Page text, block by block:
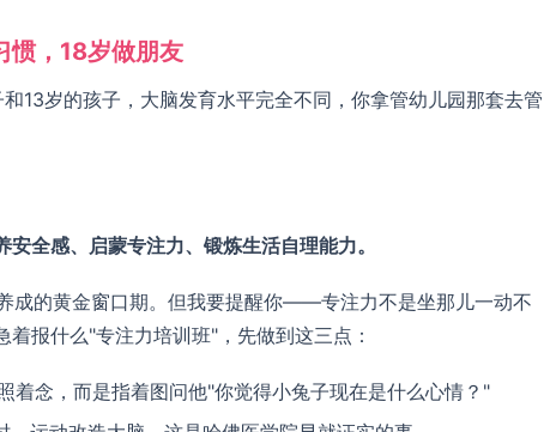
惯，18岁做朋友
13岁的孩子，大脑发育水平完全不同，你拿管幼儿园那套去管
安全感、启蒙专注力、锻炼生活自理能力。
成的黄金窗口期。但我要提醒你——专注力不是坐那儿一动不
报什么"专注力培训班"，先做到这三点：
着念，而是指着图问他"你觉得小兔子现在是什么心情？"